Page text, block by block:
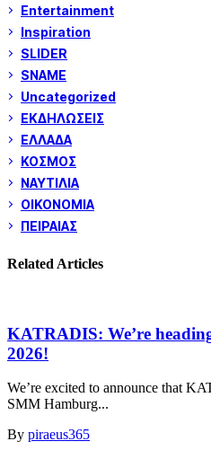
Entertainment
Inspiration
SLIDER
SNAME
Uncategorized
ΕΚΔΗΛΩΣΕΙΣ
ΕΛΛΑΔΑ
ΚΟΣΜΟΣ
ΝΑΥΤΙΛΙΑ
ΟΙΚΟΝΟΜΙΑ
ΠΕΙΡΑΙΑΣ
Related Articles
KATRADIS: We’re
2026!
We’re excited to announce that
SMM Hamburg...
By piraeus365